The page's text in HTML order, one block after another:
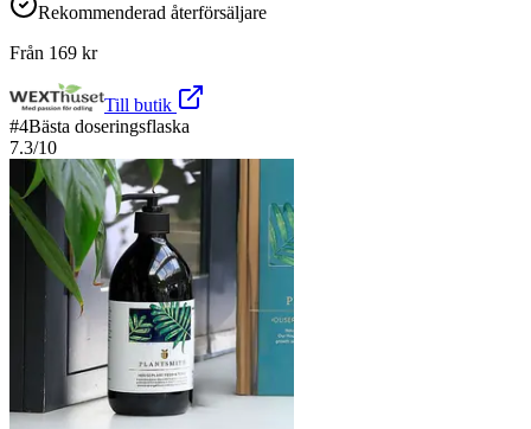
Rekommenderad återförsäljare
Från 169 kr
Till butik
#4Bästa doseringsflaska
7.3/10